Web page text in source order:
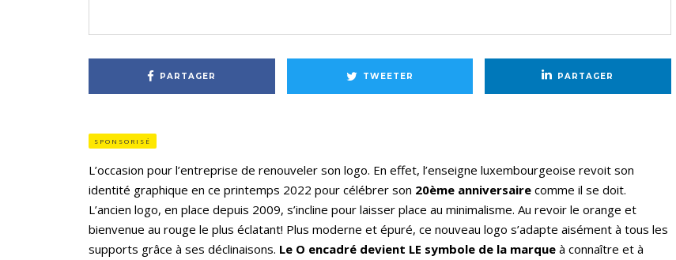
PARTAGER TWEETER PARTAGER
SPONSORISÉ
L’occasion pour l’entreprise de renouveler son logo. En effet, l’enseigne luxembourgeoise revoit son
identité graphique en ce printemps 2022 pour célébrer son 20ème anniversaire comme il se doit.
L’ancien logo, en place depuis 2009, s’incline pour laisser place au minimalisme. Au revoir le orange et
bienvenue au rouge le plus éclatant! Plus moderne et épuré, ce nouveau logo s’adapte aisément à tous les
supports grâce à ses déclinaisons. Le O encadré devient LE symbole de la marque à connaître et à